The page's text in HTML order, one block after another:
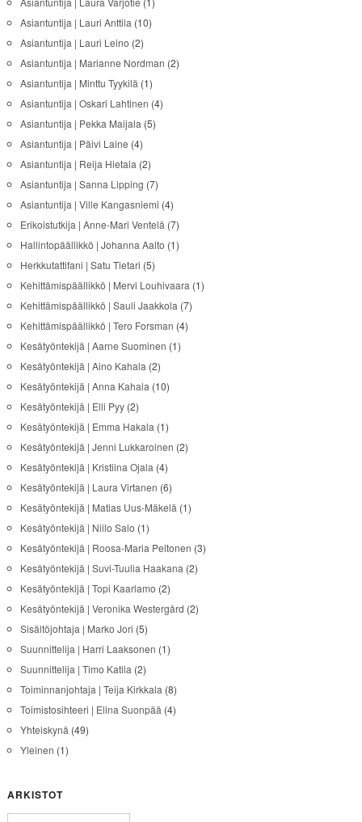
Asiantuntija | Lauri Anttila (10)
Asiantuntija | Lauri Leino (2)
Asiantuntija | Marianne Nordman (2)
Asiantuntija | Minttu Tyykilä (1)
Asiantuntija | Oskari Lahtinen (4)
Asiantuntija | Pekka Maijala (5)
Asiantuntija | Päivi Laine (4)
Asiantuntija | Reija Hietala (2)
Asiantuntija | Sanna Lipping (7)
Asiantuntija | Ville Kangasniemi (4)
Erikoistutkija | Anne-Mari Ventelä (7)
Hallintopäällikkö | Johanna Aalto (1)
Herkkutattifani | Satu Tietari (5)
Kehittämispäällikkö | Mervi Louhivaara (1)
Kehittämispäällikkö | Sauli Jaakkola (7)
Kehittämispäällikkö | Tero Forsman (4)
Kesätyöntekijä | Aarne Suominen (1)
Kesätyöntekijä | Aino Kahala (2)
Kesätyöntekijä | Anna Kahala (10)
Kesätyöntekijä | Elli Pyy(2)
Kesätyöntekijä | Emma Hakala (1)
Kesätyöntekijä | Jenni Lukkaroinen (2)
Kesätyöntekijä | Kristiina Ojala (4)
Kesätyöntekijä | Laura Virtanen (6)
Kesätyöntekijä | Matias Uus-Mäkelä (1)
Kesätyöntekijä | Niilo Salo (1)
Kesätyöntekijä | Roosa-Maria Peltonen (3)
Kesätyöntekijä | Suvi-Tuulia Haakana (2)
Kesätyöntekijä | Topi Kaarlamo (2)
Kesätyöntekijä | Veronika Westergård (2)
Sisältöjohtaja | Marko Jori (5)
Suunnittelija | Harri Laaksonen (1)
Suunnittelija | Timo Katila (2)
Toiminnanjohtaja | Teija Kirkkala (8)
Toimistosihteeri | Elina Suonpää (4)
Yhteiskynä (49)
Yleinen (1)
ARKISTOT